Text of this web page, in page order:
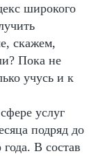
широкого
скажем,
Пока не
учусь и к
услуг
подряд до
В состав